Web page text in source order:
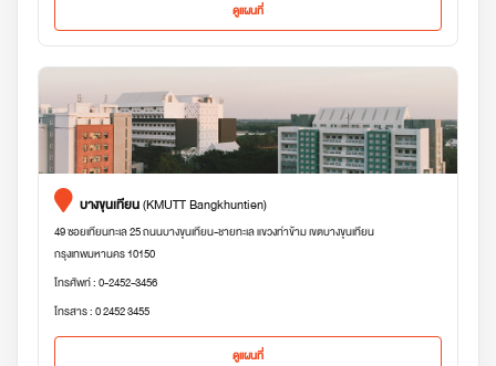
ดูแผนที่
บางขุนเทียน(KMUTT Bangkhuntien)
49 ซอยเทียนทะเล 25 ถนนบางขุนเทียน-ชายทะเล แขวงท่าข้าม เขตบางขุนเทียน
กรุงเทพมหานคร 10150
โทรศัพท์ : 0-2452-3456
โทรสาร : 0 2452 3455
ดูแผนที่